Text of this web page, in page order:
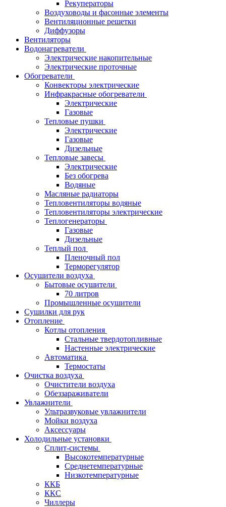
Рекуператоры
Воздуховоды и фасонные элементы
Вентиляционные решетки
Диффузоры
Вентиляторы
Водонагреватели
Электрические накопительные
Электрические проточные
Обогреватели
Конвекторы электрические
Инфракрасные обогреватели
Электрические
Газовые
Тепловые пушки
Электрические
Газовые
Дизельные
Тепловые завесы
Электрические
Без обогрева
Водяные
Масляные радиаторы
Тепловентиляторы водяные
Тепловентиляторы электрические
Теплогенераторы
Газовые
Дизельные
Теплый пол
Пленочный пол
Терморегулятор
Осушители воздуха
Бытовые осушители
70 литров
Промышленные осушители
Сушилки для рук
Отопление
Котлы отопления
Стальные твердотопливные
Настенные электрические
Автоматика
Термостаты
Очистка воздуха
Очистители воздуха
Обеззараживатели
Увлажнители
Ультразвуковые увлажнители
Мойки воздуха
Аксессуары
Холодильные установки
Сплит-системы
Высокотемпературные
Среднетемпературные
Низкотемпературные
ККБ
ККС
Чиллеры